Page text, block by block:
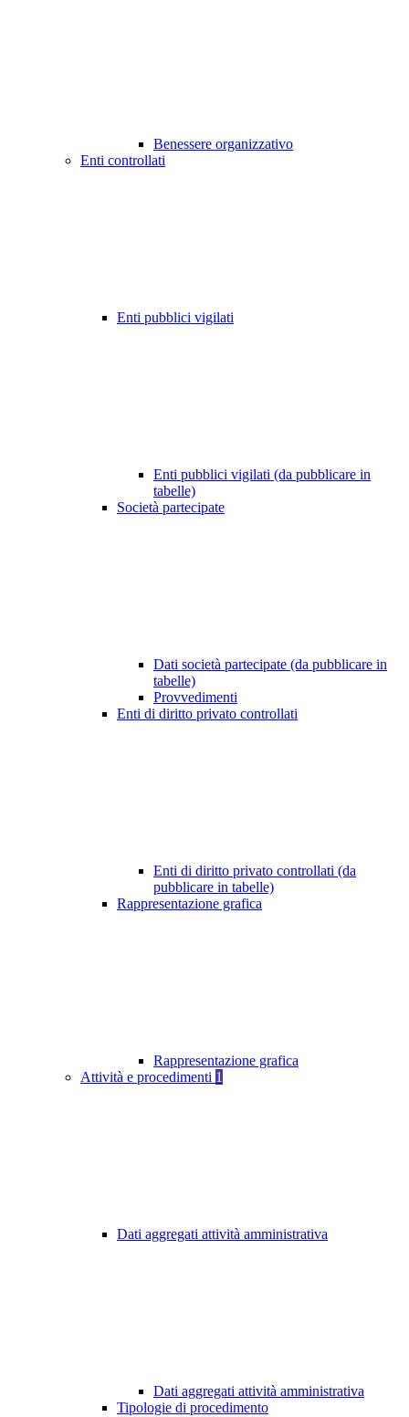
Benessere organizzativo
Enti controllati
Enti pubblici vigilati
Enti pubblici vigilati (da pubblicare in
tabelle)
Società partecipate
Dati società partecipate (da pubblicare in
tabelle)
Provvedimenti
Enti di diritto privato controllati
Enti di diritto privato controllati (da
pubblicare in tabelle)
Rappresentazione grafica
Rappresentazione grafica
Attività e procedimenti 1
Dati aggregati attività amministrativa
Dati aggregati attività amministrativa
Tipologie di procedimento